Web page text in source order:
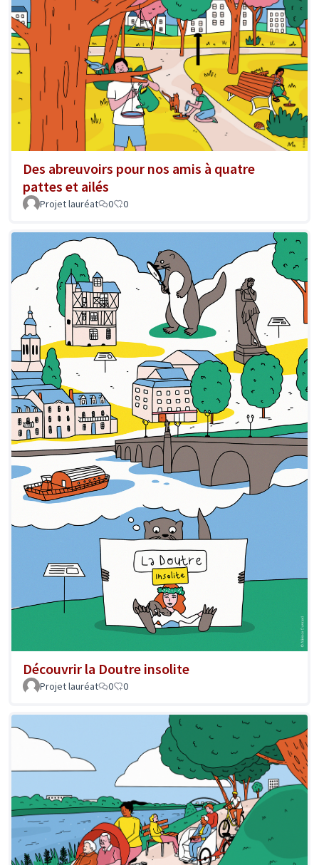
Des abreuvoirs pour nos amis à quatre
pattes et ailés
Projet lauréat 0 0
Découvrir la Doutre insolite
Projet lauréat 0 0